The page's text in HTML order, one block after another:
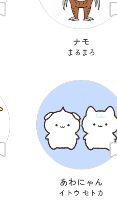
ナモ
まるまろ
あわにゃん
イトウ セトカ